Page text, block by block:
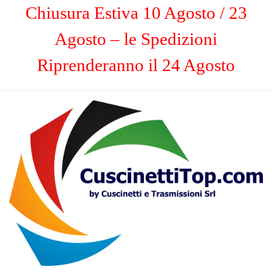
Chiusura Estiva 10 Agosto / 23
Agosto – le Spedizioni
Riprenderanno il 24 Agosto